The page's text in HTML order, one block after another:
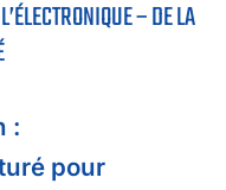
– DE LA
:
pour